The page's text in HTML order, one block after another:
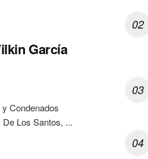
García
Condenados
Los Santos, ...